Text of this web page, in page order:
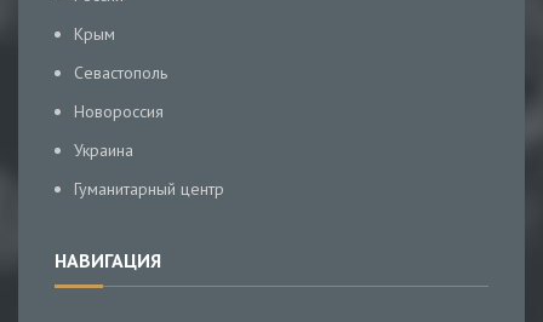
Крым
Севастополь
Новороссия
Украина
Гуманитарный центр
НАВИГАЦИЯ